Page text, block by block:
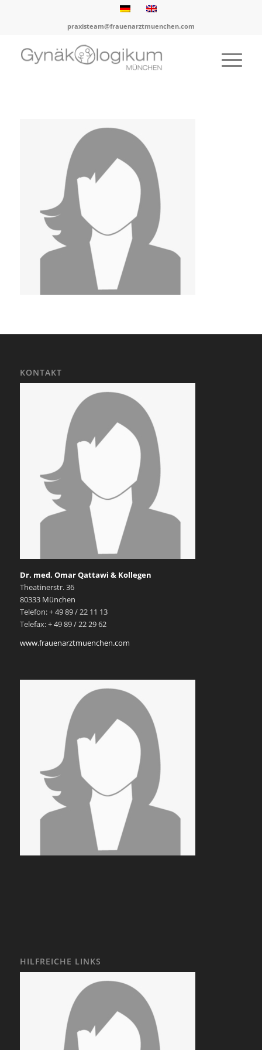
praxisteam@frauenarztmuenchen.com
KONTAKT
Dr. med. Omar Qattawi & Kollegen
Theatinerstr. 36
80333 München
Telefon: + 49 89 / 22 11 13
Telefax: + 49 89 / 22 29 62
www.frauenarztmuenchen.com
HILFREICHE LINKS